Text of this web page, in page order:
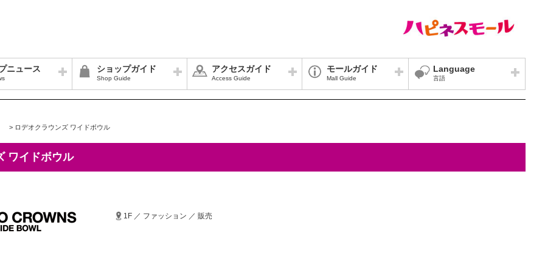
ニュース ショップガイド
Shop Guide
アクセスガイド
Access Guide
モールガイド
Mall Guide
Language
言語
> ロデオクラウンズ ワイドボウル
ワイドボウル
1F ／ ファッション ／ 販売